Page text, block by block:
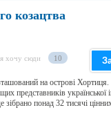
козацтва
я хочу сюди 10
на острові
представників української
зібрано понад 32 тисячі